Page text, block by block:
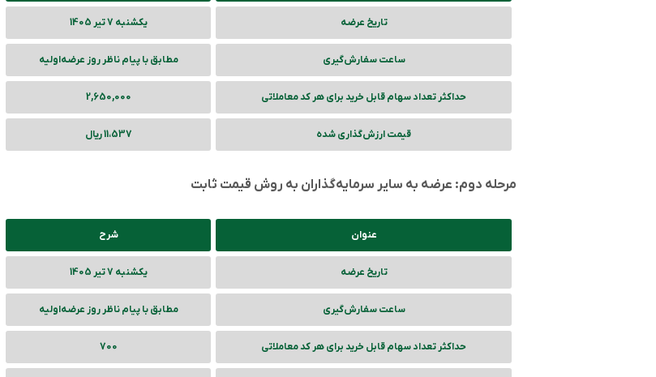
تاریخ عرضه یکشنبه 7 تیر 1405
ساعت سفارش‌گیری مطابق با پیام ناظر روز عرضه‌‌اولیه
حداکثر تعداد سهام قابل خرید برای هر کد معاملاتی 2,650,000
قیمت ارزش‌گذاری شده 11،537 ریال
مرحله دوم: عرضه به سایر سرمایه‌گذاران به روش قیمت ثابت
عنوان شرح
تاریخ عرضه یکشنبه 7 تیر 1405
ساعت سفارش‌گیری مطابق با پیام ناظر روز عرضه‌‌اولیه
حداکثر تعداد سهام قابل خرید برای هر کد معاملاتی 700